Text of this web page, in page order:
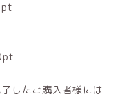
したご購入者様には